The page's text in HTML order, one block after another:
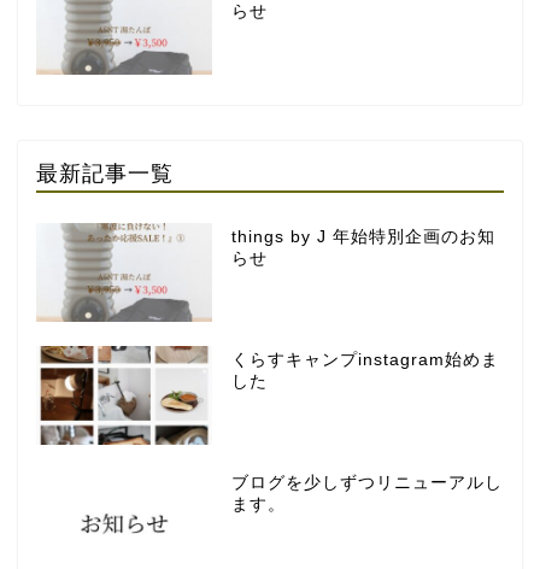
らせ
最新記事一覧
things by J 年始特別企画のお知
らせ
くらすキャンプinstagram始めま
した
ブログを少しずつリニューアルし
ます。